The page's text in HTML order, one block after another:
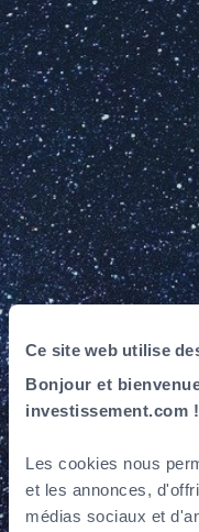
Ce site web utilise
Bonjour et
investissement.com !
Les cookies nous
et les annonces,
médias sociaux et